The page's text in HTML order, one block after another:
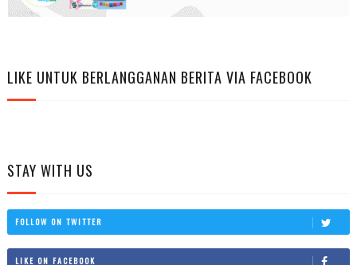
LIKE UNTUK BERLANGGANAN BERITA VIA FACEBOOK
STAY WITH US
FOLLOW ON TWITTER
LIKE ON FACEBOOK